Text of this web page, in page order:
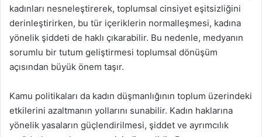
kadınları nesneleştirerek, toplumsal cinsiyet eşitsizliğini
derinleştirirken, bu tür içeriklerin normalleşmesi, kadına
yönelik şiddeti de haklı çıkarabilir. Bu nedenle, medyanın
sorumlu bir tutum geliştirmesi toplumsal dönüşüm
açısından büyük önem taşır.
Kamu politikaları da kadın düşmanlığının toplum üzerindeki
etkilerini azaltmanın yollarını sunabilir. Kadın haklarına
yönelik yasaların güçlendirilmesi, şiddet ve ayrımcılık